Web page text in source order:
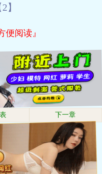
2】
便阅读』
下一章